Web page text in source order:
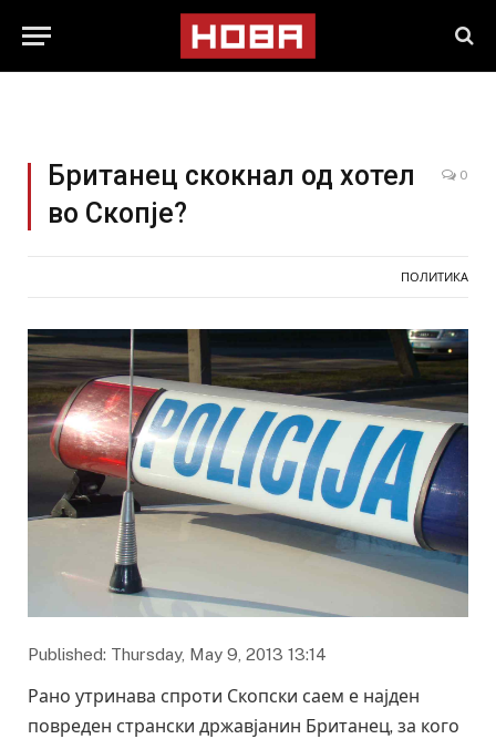
Британец скокнал од хотел
во Скопје?
0
ПОЛИТИКА
Published: Thursday, May 9, 2013 13:14
Рано утринава спроти Скопски саем е најден
повреден странски државјанин Британец, за кого